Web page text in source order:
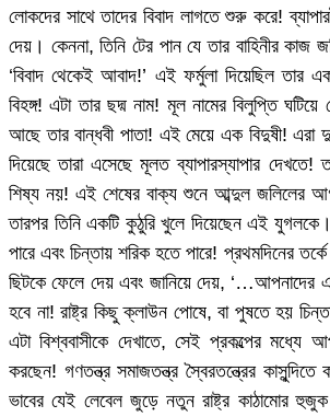
লোকদের সাথে তাদের বিবাদ লাগতে শুরু করে!
দেয়। কেননা, তিনি টের পান যে তার বাহিনীর কাজ
‘বিবাদ থেকেই আবাদ!’ এই ফর্মুলা দিয়েছিল তার
বিহঙ্গ! এটা তার ছদ্ম নাম! মূল নামের বিলুপ্তি
আছে তার বান্ধবী পাতা! এই মেয়ে এক বিদুষী! এরা
দিয়েছে তারা এসেছে মূলত ব্যাপারস্যাপার
শিষ্য নয়! এই শেষের বাক্য শুনে আব্দুল জলিলের
তারপর তিনি একটি কুঠুরি খুলে দিয়েছেন এই
পারে এবং চিন্তায় শরিক হতে পারে! প্রথমদিনের
ছিটকে ফেলে দেয় এবং জানিয়ে দেয়, ‘…আপনাদের
হবে না! রাষ্ট্র কিছু ক্লাউন পোষে, বা পুষতে হয়
এটা বিশ্ববাসীকে দেখাতে, সেই প্রকল্পের মধ্যে
করছেন! গণতন্ত্র সমাজতন্ত্র স্বৈরতন্ত্রের
ভাবের যেই লেবেল জুড়ে নতুন রাষ্ট্র কাঠামোর